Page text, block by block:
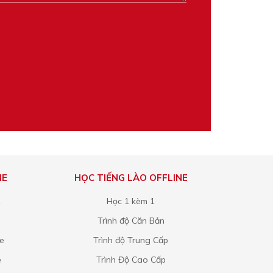
HỌC TIẾNG LÀO OFFLINE
Học 1 kèm 1
Trình độ Căn Bản
Trình độ Trung Cấp
Trình Độ Cao Cấp